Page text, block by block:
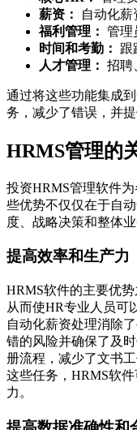
薪资：
自动化薪
福利管理： 管理
时间和考勤：
跟
人才管理： 招聘
通过将这些功能集成
务，减少了错误，并
HRMS管理的
投资HRMS管理软件
些优势不仅仅在于自
度、战略决策和整体业
提高效率和生产力
HRMS软件的主要优
从而使HR专业人员可
自动化薪资处理消除
错的风险并确保了及
册流程，减少了文书
这些任务，HRMS软
力。